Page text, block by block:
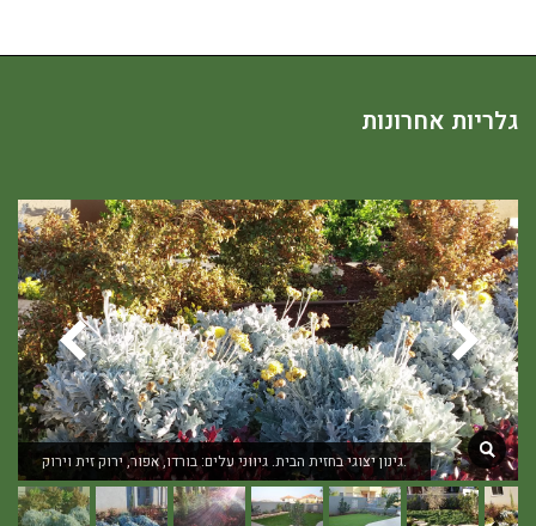
גלריות אחרונות
גינון יצוגי בחזית הבית. גיווני עלים: בורדו, אפור, ירוק זית וירוק.